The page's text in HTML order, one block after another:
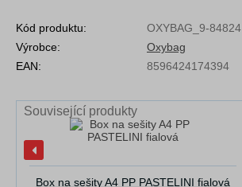
Kód produktu:
OXYBAG_9-84824
Výrobce:
Oxybag
EAN:
8596424174394
Související produkty
Box na sešity A4 PP PASTELINI fialová